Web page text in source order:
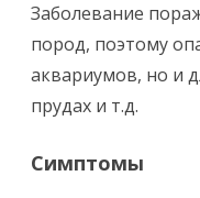
Заболевание
пород, поэтому
аквариумов, но и
прудах и т.д.
Симптомы